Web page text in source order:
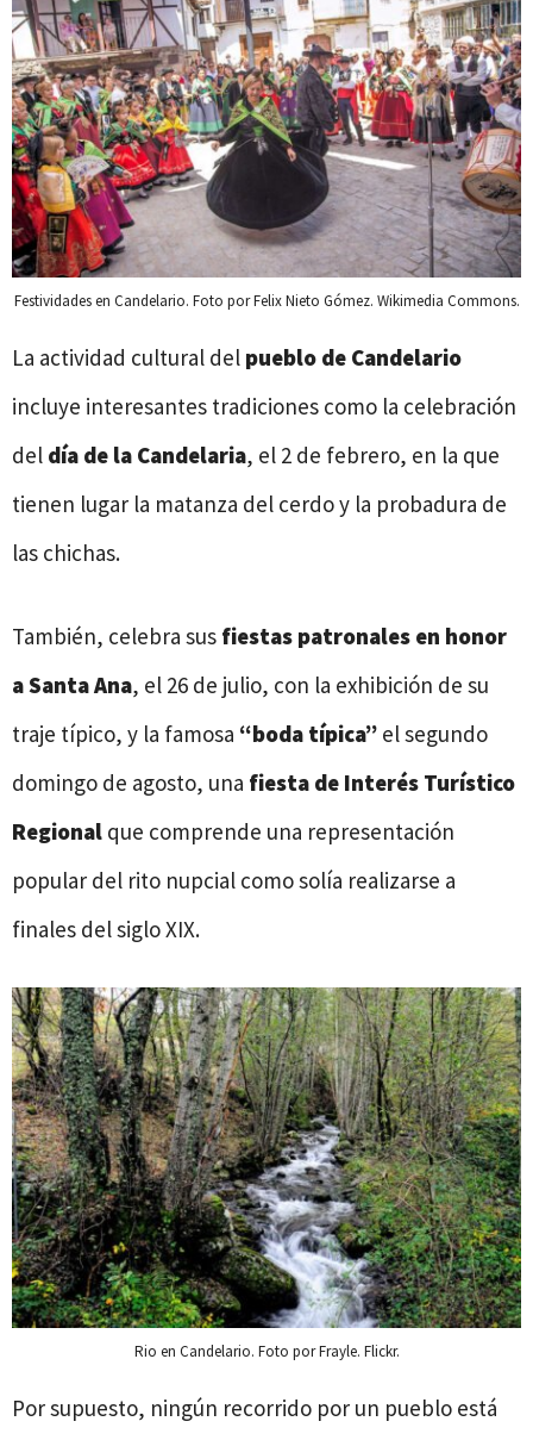
Festividades en Candelario. Foto por Felix Nieto Gómez. Wikimedia Commons.
La actividad cultural del pueblo de Candelario
incluye interesantes tradiciones como la celebración
del día de la Candelaria, el 2 de febrero, en la que
tienen lugar la matanza del cerdo y la probadura de
las chichas.
También, celebra sus fiestas patronales en honor
a Santa Ana, el 26 de julio, con la exhibición de su
traje típico, y la famosa “boda típica” el segundo
domingo de agosto, una fiesta de Interés Turístico
Regional que comprende una representación
popular del rito nupcial como solía realizarse a
finales del siglo XIX.
Rio en Candelario. Foto por Frayle. Flickr.
Por supuesto, ningún recorrido por un pueblo está